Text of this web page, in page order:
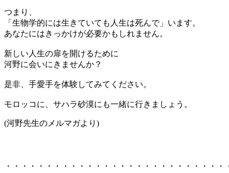
つまり、
「生物学的には生きていても人生は死んで」います。
あなたにはきっかけが必要かもしれません。
新しい人生の扉を開けるために
河野に会いにきませんか？
是非、手愛手を体験してみてください。
モロッコに、サハラ砂漠にも一緒に行きましょう。
(河野先生のメルマガより)
・・・・・・・・・・・・・・・・・・・・・・・・・・